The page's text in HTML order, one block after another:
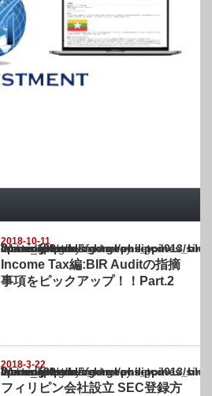
2018-10-11
Warning
: Undefined array key "show_category" in
/home/netst/kuno-cpa.co.jp/public_html/philippines_blog/wp-content/themes/
on line183
Income Tax編:BIR Auditの指摘
事項をピックアップ！！Part.2
2018-3-22
Warning
: Undefined array key "show_category" in
/home/netst/kuno-cpa.co.jp/public_html/philippines_blog/wp-content/themes/
on line183
フィリピン会社設立 SEC登録方